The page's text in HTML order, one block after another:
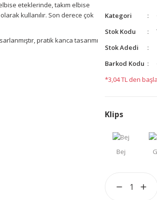
eteklerinde, takım elbise
kullanılır. Son derece çok
pratik kanca tasarımı
Kategori
Stok Kodu
Stok Adedi
Barkod Kodu
*3,04 TL den
Klips